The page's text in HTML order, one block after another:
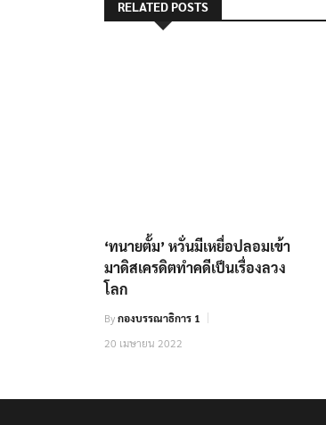
RELATED POSTS
‘ทนายตั้ม’ หวั่นมีเหยื่อปลอมเข้า
มาดิสเครดิตทำคดีเป็นเรื่องลวง
โลก
Byกองบรรณาธิการ 1
20 เมษายน 2022